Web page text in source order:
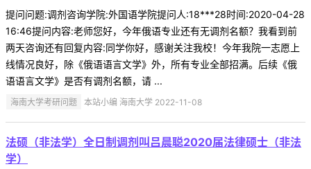
提问问题:调剂咨询学院:外国语学院提问人:18***28时间:2020-04-28
16:46提问内容:老师您好，今年俄语专业还有无调剂名额？我看到前
两天咨询还有回复内容:同学你好，感谢关注我校！今年我院一志愿上
线情况良好，除《俄语语言文学》外，所有专业全部招满。后续《俄
语语言文学》是否有调剂名额，请 ...
海南大学考研问题 本站小编 海南大学 2022-11-08
法硕（非法学）全日制调剂叫吕晨聪2020届法律硕士（非法
学）